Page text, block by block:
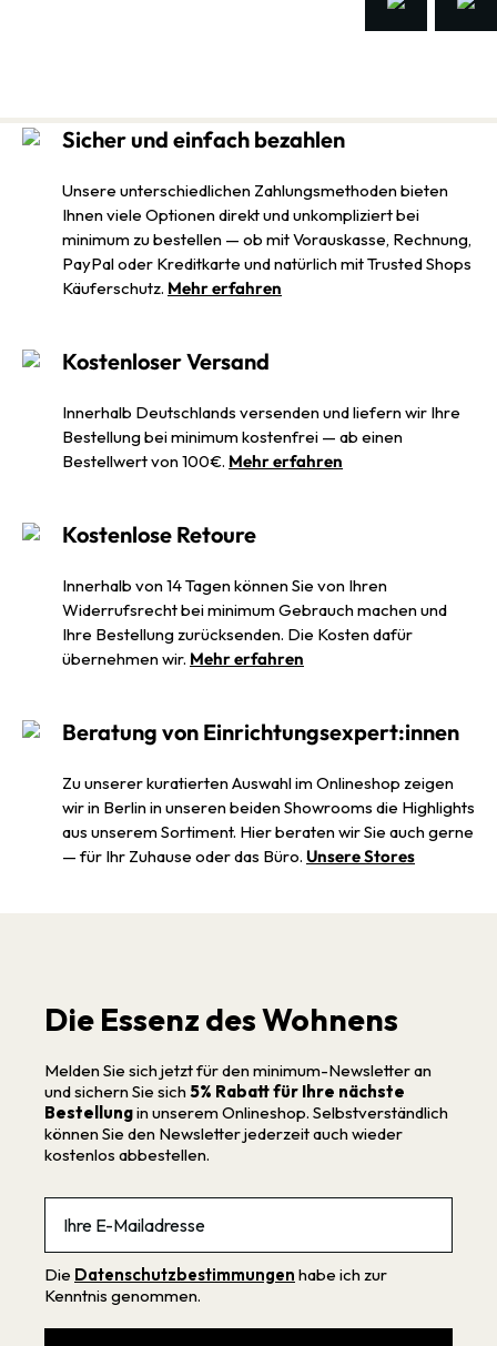
Sicher und einfach bezahlen
Unsere unterschiedlichen Zahlungsmethoden bieten
Ihnen viele Optionen direkt und unkompliziert bei
minimum zu bestellen — ob mit Vorauskasse, Rechnung,
PayPal oder Kreditkarte und natürlich mit Trusted Shops
Käuferschutz. Mehr erfahren
Kostenloser Versand
Innerhalb Deutschlands versenden und liefern wir Ihre
Bestellung bei minimum kostenfrei — ab einen
Bestellwert von 100€. Mehr erfahren
Kostenlose Retoure
Innerhalb von 14 Tagen können Sie von Ihren
Widerrufsrecht bei minimum Gebrauch machen und
Ihre Bestellung zurücksenden. Die Kosten dafür
übernehmen wir. Mehr erfahren
Beratung von Einrichtungsexpert:innen
Zu unserer kuratierten Auswahl im Onlineshop zeigen
wir in Berlin in unseren beiden Showrooms die Highlights
aus unserem Sortiment. Hier beraten wir Sie auch gerne
— für Ihr Zuhause oder das Büro. Unsere Stores
Die Essenz des Wohnens
Melden Sie sich jetzt für den minimum-Newsletter an
und sichern Sie sich 5% Rabatt für Ihre nächste
Bestellungin unserem Onlineshop. Selbstverständlich
können Sie den Newsletter jederzeit auch wieder
kostenlos abbestellen.
Die Datenschutzbestimmungen habe ich zur
Kenntnis genommen.